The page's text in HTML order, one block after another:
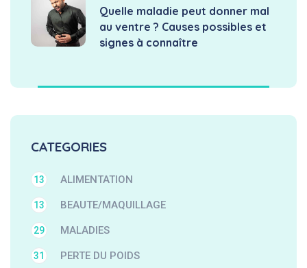
Quelle maladie peut donner mal
au ventre ? Causes possibles et
signes à connaître
CATEGORIES
ALIMENTATION
13
BEAUTE/MAQUILLAGE
13
MALADIES
29
PERTE DU POIDS
31